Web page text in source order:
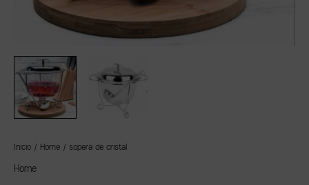
Inicio / Home / sopera de cristal
Home